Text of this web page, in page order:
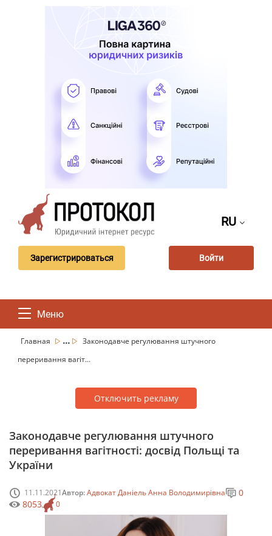
RU
Зарегистрироваться Войти
Меню
Главная ...
Законодавче регулювання штучного
переривання вагіт...
Отключить рекламу
Законодавче регулювання штучного
переривання вагітності: досвід Польщі та
України
11.11.2021Автор:Адвокат Даніель Анна Володимирівна
0
0
8053